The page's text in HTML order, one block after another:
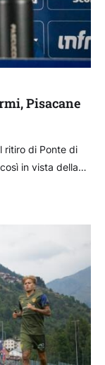
Pisacane
ritiro di Ponte di
in vista della